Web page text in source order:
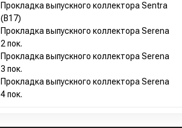
Прокладка выпускного коллектора Sentra
(B17)
Прокладка выпускного коллектора Serena
2 пок.
Прокладка выпускного коллектора Serena
3 пок.
Прокладка выпускного коллектора Serena
4 пок.